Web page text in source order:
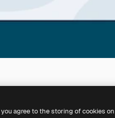
agree to the storing of cookies